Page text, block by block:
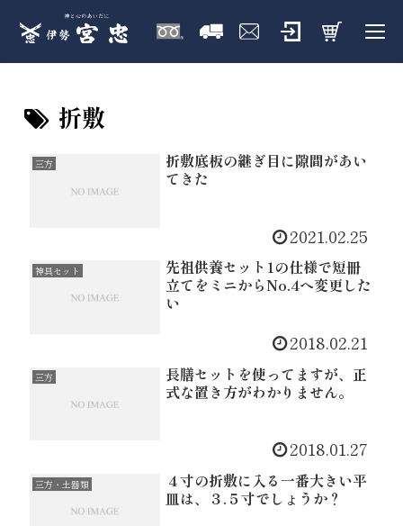
折敷
三方
折敷底板の継ぎ目に隙間があい
てきた
2021.02.25
神具セット
先祖供養セット1の仕様で短冊
立てをミニからNo.4へ変更した
い
2018.02.21
三方
長膳セットを使ってますが、正
式な置き方がわかりません。
2018.01.27
三方・土器類
４寸の折敷に入る一番大きい平
皿は、３.５寸でしょうか？